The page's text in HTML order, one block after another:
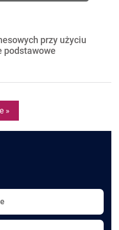
przy użyciu
podstawowe
»